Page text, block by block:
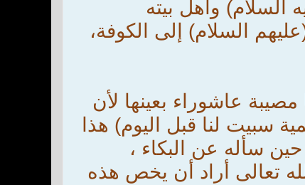
السلام) وأهل بيته
السلام) إلى الكوفة،
عاشوراء بعينها لأن
سبيت لنا قبل اليوم) هذا
سأله عن البكاء ،
تعالى أراد أن يخص هذه